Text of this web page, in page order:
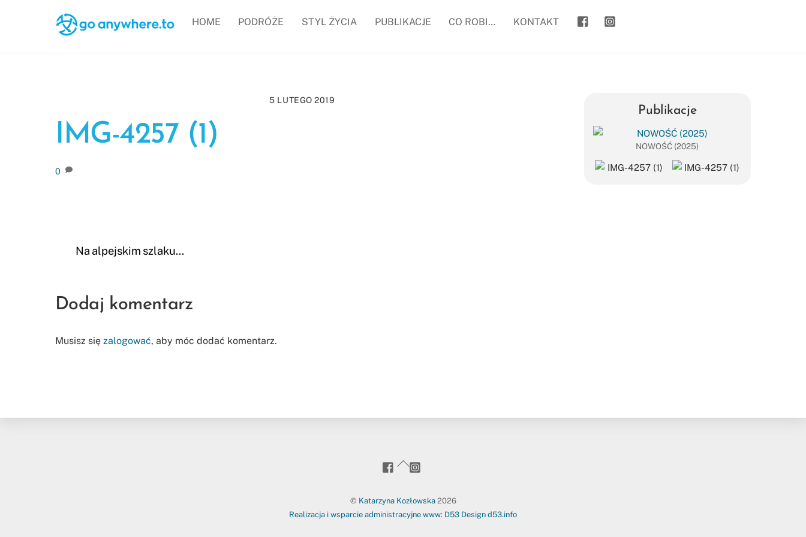
goanywhere.to
HOME PODRÓŻE STYL ŻYCIA PUBLIKACJE CO ROBI… KONTAKT
5 LUTEGO 2019
IMG-4257 (1)
0
Na alpejskim szlaku…
Dodaj komentarz
Musisz się zalogować, aby móc dodać komentarz.
Publikacje
NOWOŚĆ (2025)
Back
To
goanywhere.to
© Katarzyna Kozłowska2026
Realizacja i wsparcie administracyjne www: D53 Design d53.info